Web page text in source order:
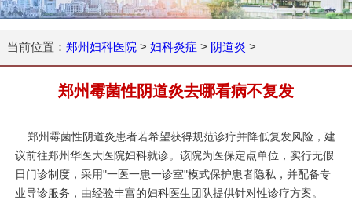
当前位置： 郑州妇科医院 > 妇科炎症 > 阴道炎 >
郑州霉菌性阴道炎去哪看病不复发
郑州霉菌性阴道炎患者若希望获得规范诊疗并降低复发风险，建
议前往郑州华医大医院妇科就诊。该院为医保定点单位，实行无假
日门诊制度，采用"一医一患一诊室"模式保护患者隐私，并配备专
业导诊服务，由经验丰富的妇科医生团队提供针对性诊疗方案。